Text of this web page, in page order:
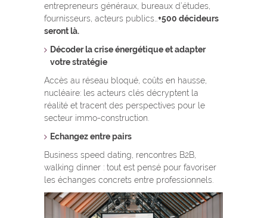
entrepreneurs généraux, bureaux d’études,
fournisseurs, acteurs publics… +500 décideurs
seront là.
Décoder la crise énergétique et adapter
votre stratégie
Accès au réseau bloqué, coûts en hausse,
nucléaire: les acteurs clés décryptent la
réalité et tracent des perspectives pour le
secteur immo-construction.
Echangez entre pairs
Business speed dating, rencontres B2B,
walking dinner : tout est pensé pour favoriser
les échanges concrets entre professionnels.